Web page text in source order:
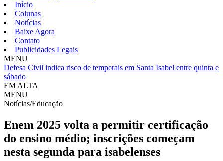
Início
Colunas
Notícias
Baixe Agora
Contato
Publicidades Legais
MENU
Defesa Civil indica risco de temporais em Santa Isabel entre quinta e
sábado
EM ALTA
MENU
Notícias/Educação
Enem 2025 volta a permitir certificação
do ensino médio; inscrições começam
nesta segunda para isabelenses